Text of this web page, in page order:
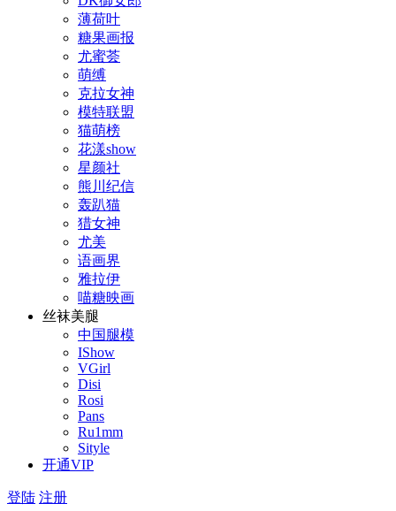
薄荷叶
糖果画报
尤蜜荟
萌缚
克拉女神
模特联盟
猫萌榜
花漾show
星颜社
熊川纪信
轰趴猫
猎女神
尤美
语画界
雅拉伊
喵糖映画
丝袜美腿
中国腿模
IShow
VGirl
Disi
Rosi
Pans
Ru1mm
Sityle
开通VIP
登陆 注册